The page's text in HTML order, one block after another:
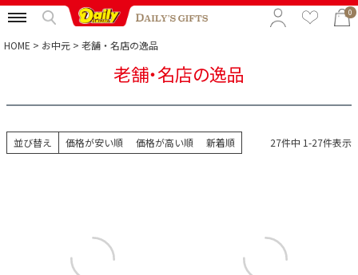
0
カテゴリから選ぶ
HOME お中元 老舗・名店の逸品
老舗・名店の逸品
並び替え 価格が安い順 価格が高い順 新着順 27件中 1-27件表示